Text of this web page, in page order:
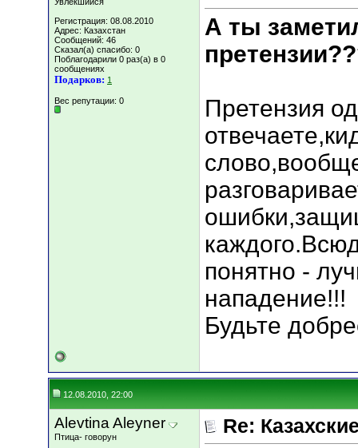
Регистрация: 08.08.2010
Адрес: Казахстан
Сообщений: 46
Сказал(а) спасибо: 0
Поблагодарили 0 раз(а) в 0
сообщениях
Подарков: 1
Вес репутации: 0
А ты
Претензия
понятно -
нападение!!!
Будьте
12.08.2010, 22:00
Alevtina Aleyner
Птица- говорун
Re: